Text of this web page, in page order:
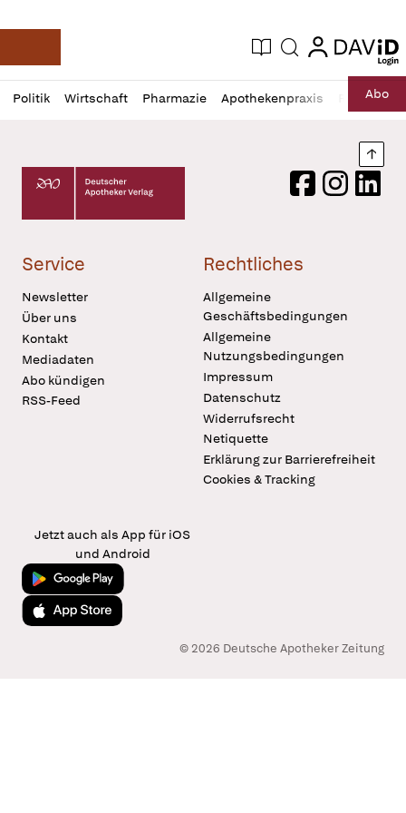
Deutsche Apotheker Zeitung
Aktuelle Ausgabe
Suche login
login
Politik Wirtschaft Pharmazie Apothekenpraxis RechtAbo
Profil
öffnen
Daz
Pur
Deutscher Apotheker Verlag Logo
FacebookInstagram
Service
Newsletter
Über uns
Kontakt
Mediadaten
Abo kündigen
RSS-Feed
Rechtliches
Allgemeine
Geschäftsbedingungen
Allgemeine
Nutzungsbedingungen
Impressum
Datenschutz
Widerrufsrecht
Netiquette
Erklärung zur Barrierefreiheit
Cookies & Tracking
Jetzt auch als App für iOS
und Android
Jetzt bei Google Play
Laden im App Store
© 2026 Deutsche Apotheker Zeitung